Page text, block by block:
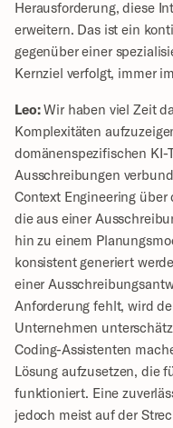
Herausforderung, diese
erweitern. Das ist ein
gegenüber einer
Kernziel verfolgt, immer
Leo: Wir haben viel Zeit
Komplexitäten
domänenspezifischen KI-
Ausschreibungen
Context Engineering
die aus einer
hin zu einem
konsistent generiert
einer
Anforderung fehlt, wird
Unternehmen
Coding-Assistenten
Lösung aufzusetzen, die
funktioniert. Eine
jedoch meist auf der